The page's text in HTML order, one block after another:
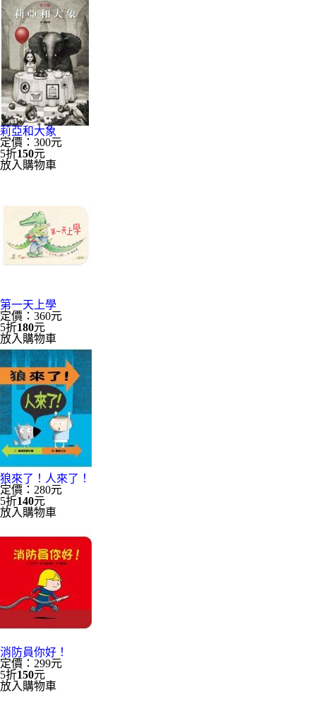
莉亞和大象
定價：300元
5折150元
放入購物車
第一天上學
定價：360元
5折180元
放入購物車
狼來了！人來了！
定價：280元
5折140元
放入購物車
消防員你好！
定價：299元
5折150元
放入購物車